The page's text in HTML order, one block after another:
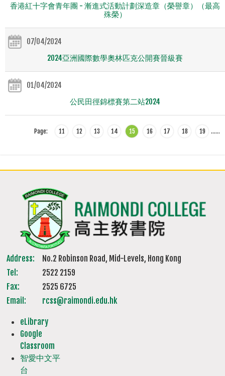
香港紅十字會青年團 - 漸進式活動計劃深造章（榮譽章）（最高
殊榮）
07/04/2024
2024亞洲國際數學奧林匹克公開賽晉級賽
01/04/2024
公民田徑錦標賽第二站2024
Page: …
11 12 13 14 15 16 17 18 19 …
Address:
No.2 Robinson Road, Mid-Levels, Hong Kong
Tel:
2522 2159
Fax:
2525 6725
Email:
rcss@raimondi.edu.hk
eLibrary
Google
Classroom
智愛中文平
台